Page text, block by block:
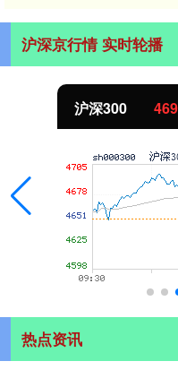
沪深京行情 实时轮播
热点资讯